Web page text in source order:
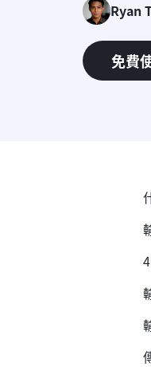
Ryan
免費